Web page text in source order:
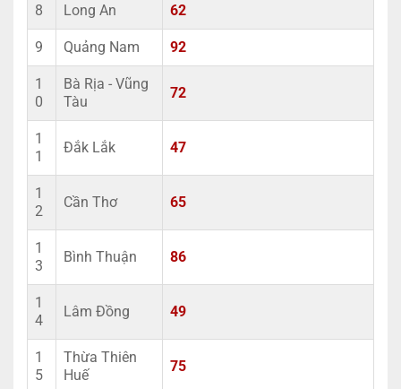
8 Long An 62
9 Quảng Nam 92
1
0
Bà Rịa - Vũng
Tàu
72
1
1
Đắk Lắk 47
1
2
Cần Thơ 65
1
3
Bình Thuận 86
1
4
Lâm Đồng 49
1
5
Thừa Thiên
Huế
75